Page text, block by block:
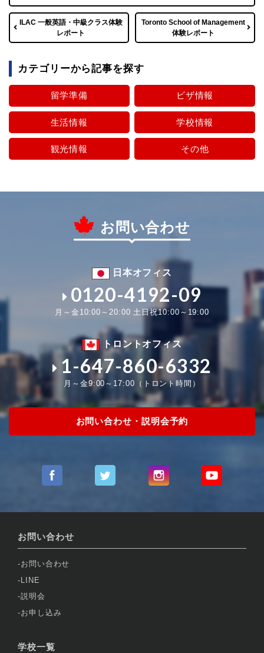
ILAC 一般英語・中級クラス体験
レポート
Toronto School of Management
体験レポート
カテゴリーから記事を探す
留学準備 ビザ情報
生活情報 学校情報
観光情報 その他
お問い合わせ
日本オフィス
0120-4192-09
月～金10:00～20:00 土日祝10:00～19:00
トロントオフィス
1-647-860-6332
月～金9:00～17:00（トロント時間）
お問い合わせ・説明会予約
お問い合わせ
お問い合わせ
LINE
説明会
お申し込み
学校一覧